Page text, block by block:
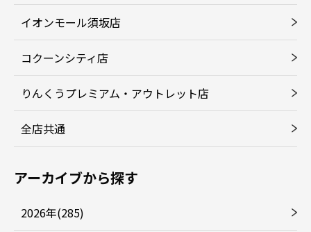
イオンモール須坂店
コクーンシティ店
りんくうプレミアム・アウトレット店
全店共通
アーカイブから探す
2026年(285)